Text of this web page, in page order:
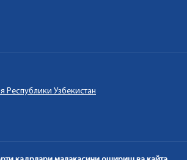
Республики Узбекистан